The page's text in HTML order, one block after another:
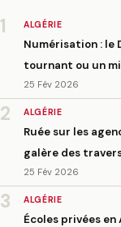
1 ALGÉRIE
Numérisation : le
tournant ou un
25 Fév 2026
2 ALGÉRIE
Ruée sur les
galère des
25 Fév 2026
3 ALGÉRIE
Écoles privées